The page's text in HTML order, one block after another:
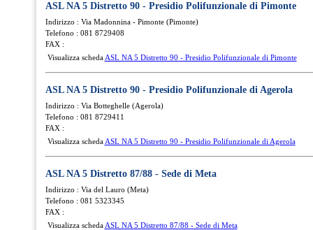
ASL NA 5 Distretto 90 - Presidio Polifunzionale di Pimonte
Indirizzo : Via Madonnina - Pimonte (Pimonte)
Telefono : 081 8729408
FAX :
Visualizza scheda ASL NA 5 Distretto 90 - Presidio Polifunzionale di Pimonte
ASL NA 5 Distretto 90 - Presidio Polifunzionale di Agerola
Indirizzo : Via Botteghelle (Agerola)
Telefono : 081 8729411
FAX :
Visualizza scheda ASL NA 5 Distretto 90 - Presidio Polifunzionale di Agerola
ASL NA 5 Distretto 87/88 - Sede di Meta
Indirizzo : Via del Lauro (Meta)
Telefono : 081 5323345
FAX :
Visualizza scheda ASL NA 5 Distretto 87/88 - Sede di Meta